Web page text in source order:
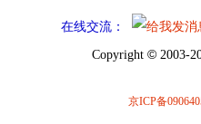
在线交流：
Copyright © 2003-
京ICP备